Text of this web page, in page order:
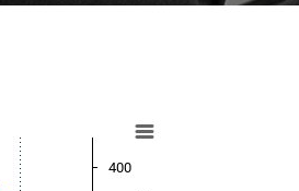
400